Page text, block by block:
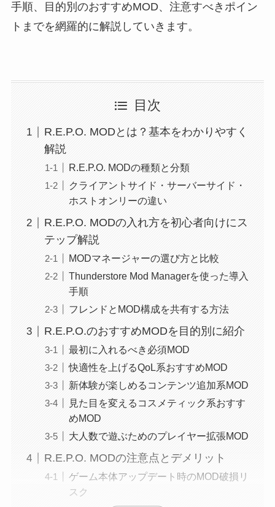
手順、目的別のおすすめMOD、注意すべきポイン
トまでを網羅的に解説していきます。
目次
R.E.P.O. MODとは？基本をわかりやすく
解説
R.E.P.O. MODの種類と分類
クライアントサイド・サーバーサイド・
ホストオンリーの違い
R.E.P.O. MODの入れ方を初心者向けにス
テップ解説
MODマネージャーの選び方と比較
Thunderstore Mod Managerを使った導入
手順
フレンドとMOD構成を共有する方法
R.E.P.O.のおすすめMODを目的別に紹介
最初に入れるべき必須MOD
快適性を上げるQoL系おすすめMOD
新体験が楽しめるコンテンツ追加系MOD
見た目を変えるコスメティック系おすす
めMOD
大人数で遊ぶためのプレイヤー拡張MOD
R.E.P.O. MODの注意点とデメリット
ゲーム本体アップデート時のMOD破損リ
スク